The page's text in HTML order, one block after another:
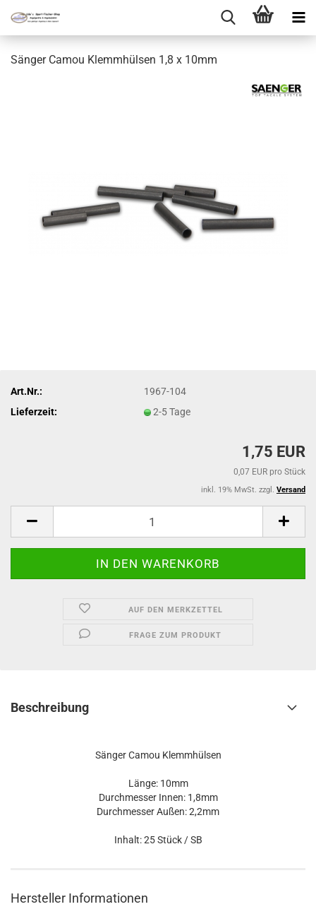
Sänger Camou Klemmhülsen 1,8 x 10mm
Art.Nr.:
1967-104
Lieferzeit:
2-5 Tage
1,75 EUR
0,07 EUR pro Stück
inkl. 19% MwSt. zzgl. Versand
AUF DEN MERKZETTEL
FRAGE ZUM PRODUKT
Beschreibung
Sänger Camou Klemmhülsen
Länge: 10mm
Durchmesser Innen: 1,8mm
Durchmesser Außen: 2,2mm
Inhalt: 25 Stück / SB
Hersteller Informationen